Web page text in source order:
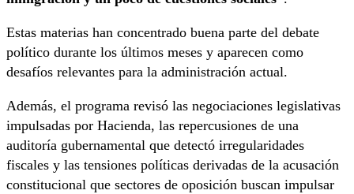
Estas materias han concentrado buena parte del debate
político durante los últimos meses y aparecen como
desafíos relevantes para la administración actual.
Además, el programa revisó las negociaciones legislativas
impulsadas por Hacienda, las repercusiones de una
auditoría gubernamental que detectó irregularidades
fiscales y las tensiones políticas derivadas de la acusación
constitucional que sectores de oposición buscan impulsar